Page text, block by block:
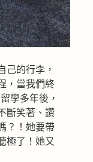
己的行李，
，當我們終
學多年後，
斷笑著、讚
？！她要帶
極了！她又